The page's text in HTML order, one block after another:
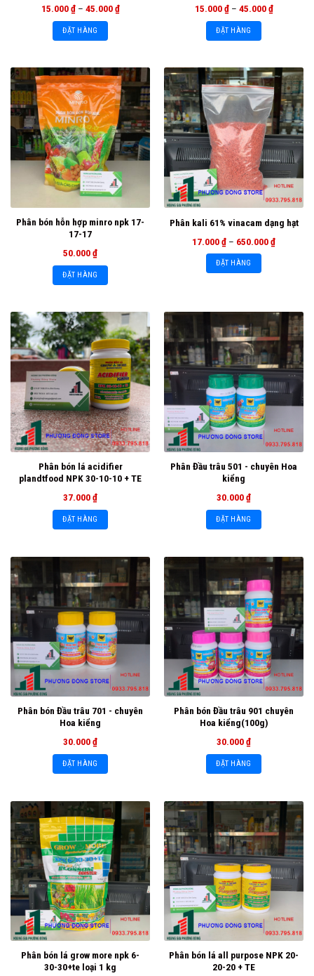
15.000₫ – 45.000₫
ĐẶT HÀNG
15.000₫ – 45.000₫
ĐẶT HÀNG
Phân bón hỗn hợp minro npk 17-
17-17
50.000₫
ĐẶT HÀNG
Phân kali 61% vinacam dạng hạt
17.000₫ – 650.000₫
ĐẶT HÀNG
Phân bón lá acidifier
plandtfood NPK 30-10-10 + TE
37.000₫
ĐẶT HÀNG
Phân Đầu trâu 501 - chuyên Hoa
kiểng
30.000₫
ĐẶT HÀNG
Phân bón Đầu trâu 701 - chuyên
Hoa kiểng
30.000₫
ĐẶT HÀNG
Phân bón Đầu trâu 901 chuyên
Hoa kiểng(100g)
30.000₫
ĐẶT HÀNG
Phân bón lá grow more npk 6-
30-30+te loại 1 kg
Phân bón lá all purpose NPK 20-
20-20 + TE